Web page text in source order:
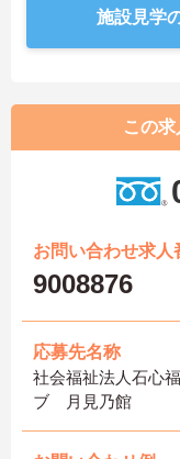
施設見学
この
お問い合わせ求人
9008876
応募先名称
社会福祉法人石心
ブ 月見乃館